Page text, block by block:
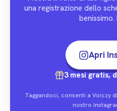
una registrazione dello
benissimo.
Apri
3 mesi gratis,
Taggandoci, consenti a Voiczy
nostro